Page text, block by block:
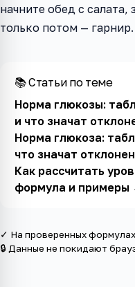
начните обед с
только потом — гарнир.
📚 Статьи по теме
Норма глюкозы:
и что значат
Норма глюкоза:
что значат
Как рассчитать
формула и примеры
✓ На проверенных формулах
🔒 Данные не покидают